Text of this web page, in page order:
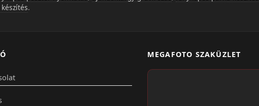
.
MEGAFOTO SZAKÜZLET